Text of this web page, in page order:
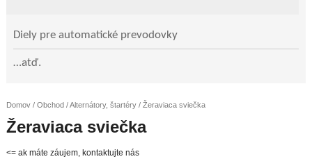
Diely pre automatické prevodovky
…atď.
Domov/ Obchod/Alternátory, štartéry/ Žeraviaca sviečka
Žeraviaca sviečka
<= ak máte záujem, kontaktujte nás